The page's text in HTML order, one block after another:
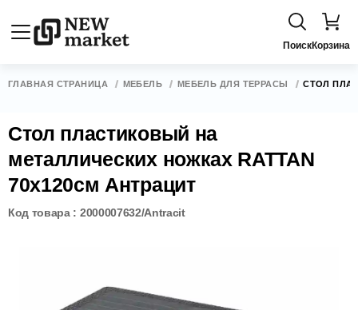
ПоискКорзина
ГЛАВНАЯ СТРАНИЦА МЕБЕЛЬ МЕБЕЛЬ ДЛЯ ТЕРРАСЫ СТОЛ
Стол пластиковый на
металлических ножках RATTAN
70х120см Антрацит
Код товара : 2000007632/Antracit